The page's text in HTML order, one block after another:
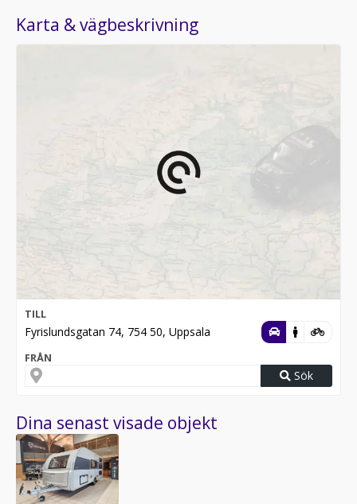
Karta & vägbeskrivning
TILL
Fyrislundsgatan 74, 754 50, Uppsala
FRÅN
Sök
Dina senast visade objekt